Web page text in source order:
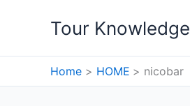
Tour Knowledge
Home HOME nicobar